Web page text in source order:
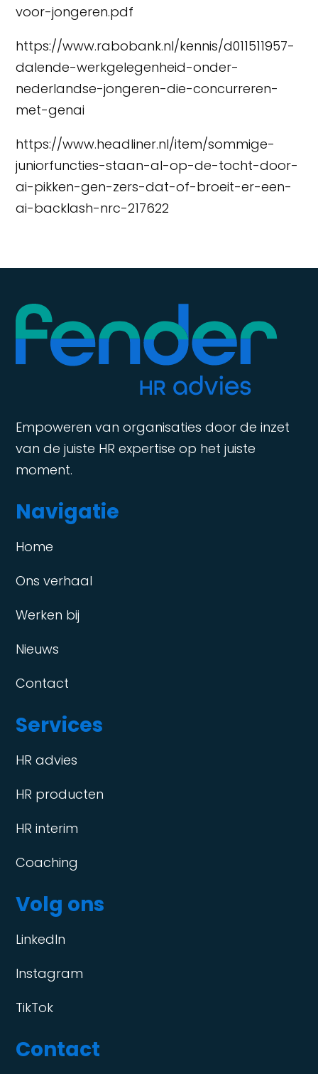
voor-jongeren.pdf
https://www.rabobank.nl/kennis/d011511957-
dalende-werkgelegenheid-onder-
nederlandse-jongeren-die-concurreren-
met-genai
https://www.headliner.nl/item/sommige-
juniorfuncties-staan-al-op-de-tocht-door-
ai-pikken-gen-zers-dat-of-broeit-er-een-
ai-backlash-nrc-217622
Empoweren van organisaties door de inzet
van de juiste HR expertise op het juiste
moment.
Navigatie
Home
Ons verhaal
Werken bij
Nieuws
Contact
Services
HR advies
HR producten
HR interim
Coaching
Volg ons
LinkedIn
Instagram
TikTok
Contact